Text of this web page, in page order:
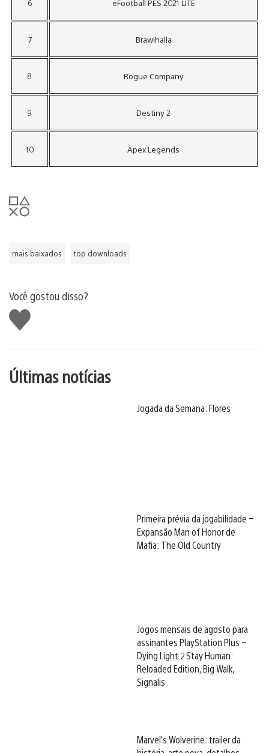
6 eFootball PES 2021 LITE
7 Brawlhalla
8 Rogue Company
9 Destiny 2
10 Apex Legends
mais baixados top downloads
Você gostou disso?
Curtir
Últimas notícias
Jogada da Semana: Flores
Primeira prévia da jogabilidade –
Expansão Man of Honor de
Mafia: The Old Country
Jogos mensais de agosto para
assinantes PlayStation Plus –
Dying Light 2 Stay Human:
Reloaded Edition, Big Walk,
Signalis
Marvel’s Wolverine: trailer da